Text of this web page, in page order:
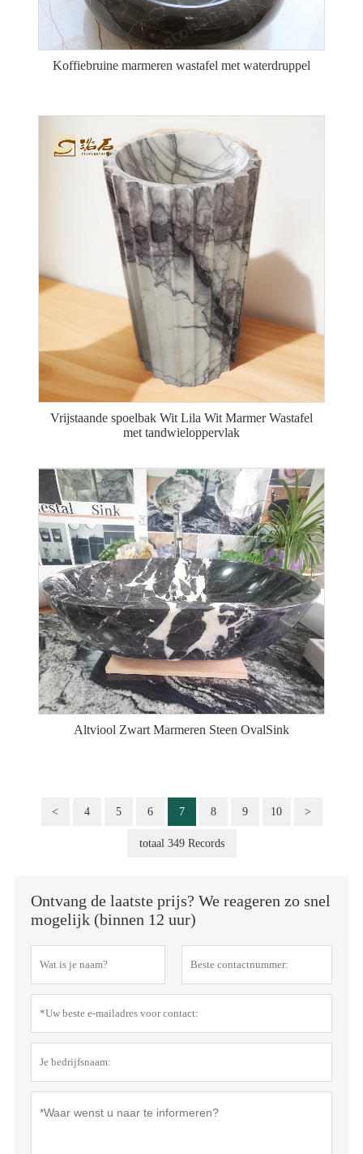
Koffiebruine marmeren wastafel met waterdruppel
Vrijstaande spoelbak Wit Lila Wit Marmer Wastafel
met tandwieloppervlak
Altviool Zwart Marmeren Steen OvalSink
< 4 5 6 7 8 9 10 >
totaal 349 Records
Ontvang de laatste prijs? We reageren zo snel
mogelijk (binnen 12 uur)